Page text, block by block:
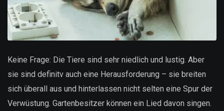
Keine Frage: Die Tiere sind sehr niedlich und lustig. Aber
sie sind definitv auch eine Herausforderung – sie breiten
sich überall aus und hinterlassen nicht selten eine Spur der
Verwüstung. Gartenbesitzer können ein Lied davon singen.